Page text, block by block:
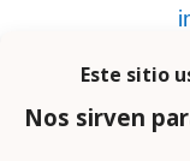
Autor
Editorial